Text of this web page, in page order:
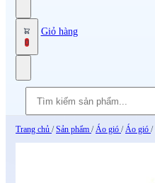
0
Giỏ hàng
Trang chủ / Sản phẩm / Áo gió / Áo gió /